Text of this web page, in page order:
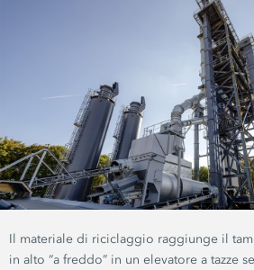
Il materiale di riciclaggio raggiunge il
in alto “a freddo” in un elevatore a tazze